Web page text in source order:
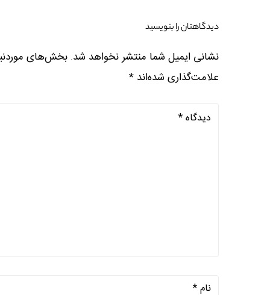
دیدگاهتان را بنویسید
نشانی ایمیل شما منتشر نخواهد شد. بخش‌های
علامت‌گذاری شده‌اند *
تلفن همراه :
شماره واتس‌اپ :